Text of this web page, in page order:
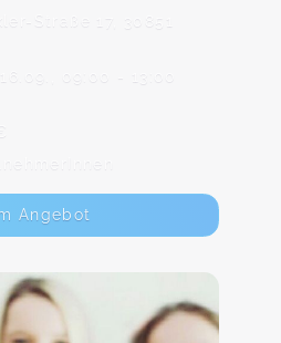
Straße 17, 30851
09:00 - 13:00
Angebot